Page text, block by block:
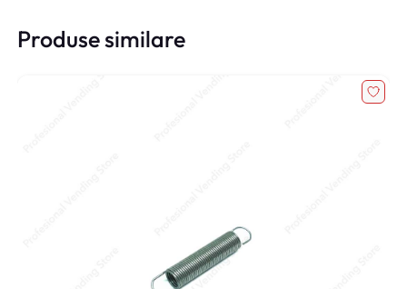
Produse similare